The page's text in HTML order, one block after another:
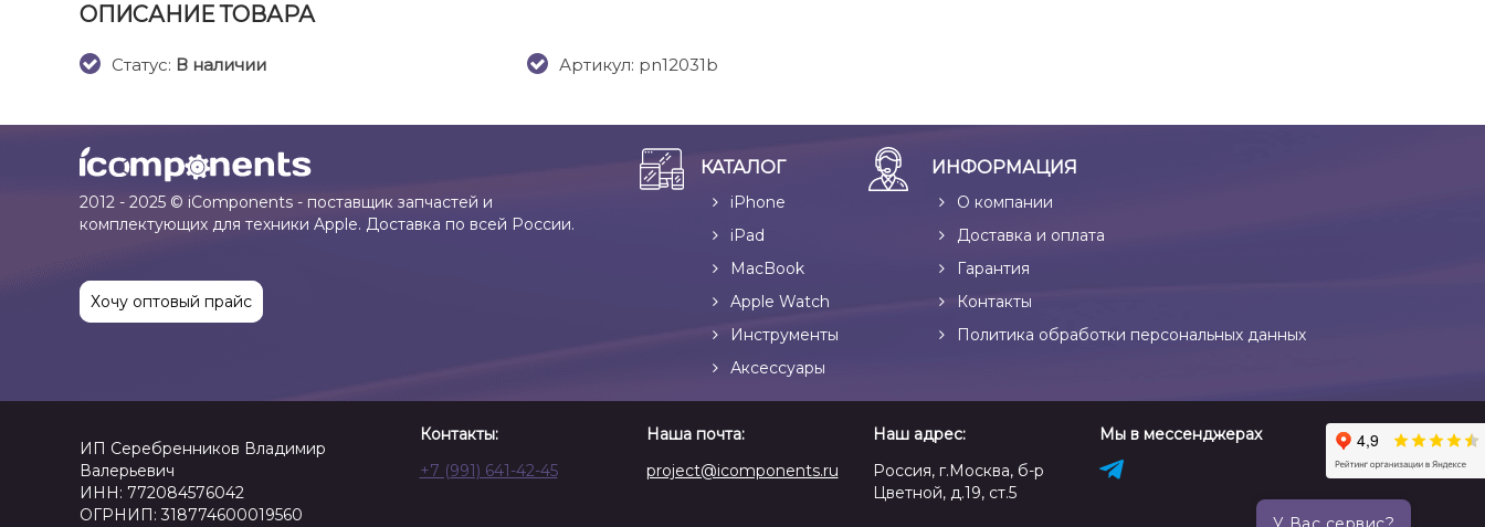
ОПИСАНИЕ ТОВАРА
Cтатус: В наличии Артикул: pn12031b
2012 - 2025 © iComponents - поставщик запчастей и
комплектующих для техники Apple. Доставка по всей России.
Хочу оптовый прайс
КАТАЛОГ
iPhone
iPad
MacBook
Apple Watch
Инструменты
Аксессуары
ИНФОРМАЦИЯ
О компании
Доставка и оплата
Гарантия
Контакты
Политика обработки персональных данных
ИП Серебренников Владимир
Валерьевич
ИНН: 772084576042
ОГРНИП: 318774600019560
Контакты:
+7 (991) 641-42-45
Наша почта:
project@icomponents.ru
Наш адрес:
Россия, г.Москва, б-р
Цветной, д.19, ст.5
Мы в мессенджерах